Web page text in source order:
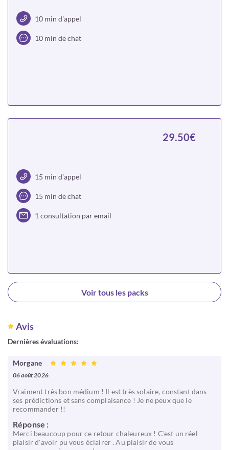
10 min d’appel
10 min de chat
15 min d’appel
15 min de chat
1 consultation par email
29.50€
Choisir
Voir tous les packs
Avis
Dernières évaluations:
Morgane
06 août 2026
Vraiment très bon médium ! Il est très solaire, constant dans
ses prédictions et sans complaisance ! Je ne peux que le
recommander !!
Réponse :
Merci beaucoup pour ce retour chaleureux ! C'est un réel
plaisir d'avoir pu vous éclairer . Au plaisir de vous